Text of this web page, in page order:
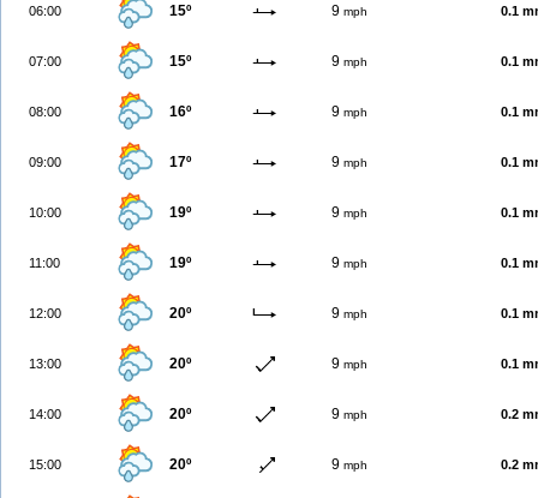
06:00 15º 9 mph 0.1
07:00 15º 9 mph 0.1
08:00 16º 9 mph 0.1
09:00 17º 9 mph 0.1
10:00 19º 9 mph 0.1
11:00 19º 9 mph 0.1
12:00 20º 9 mph 0.1
13:00 20º 9 mph 0.1
14:00 20º 9 mph 0.2
15:00 20º 9 mph 0.2